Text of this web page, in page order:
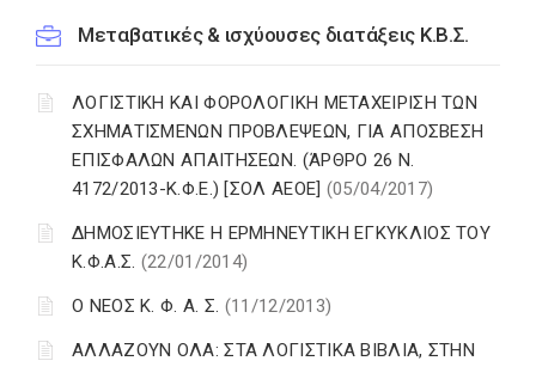
Μεταβατικές & ισχύουσες διατάξεις Κ.Β.Σ.
ΛΟΓΙΣΤΙΚΗ ΚΑΙ ΦΟΡΟΛΟΓΙΚΗ ΜΕΤΑΧΕΙΡΙΣΗ ΤΩΝ
ΣΧΗΜΑΤΙΣΜΕΝΩΝ ΠΡΟΒΛΕΨΕΩΝ, ΓΙΑ ΑΠΟΣΒΕΣΗ
ΕΠΙΣΦΑΛΩΝ ΑΠΑΙΤΗΣΕΩΝ. (ΆΡΘΡΟ 26 Ν.
4172/2013-Κ.Φ.Ε.) [ΣΟΛ ΑΕΟΕ] (05/04/2017)
ΔΗΜΟΣΙΕΥΤΗΚΕ Η ΕΡΜΗΝΕΥΤΙΚΗ ΕΓΚΥΚΛΙΟΣ ΤΟΥ
Κ.Φ.Α.Σ. (22/01/2014)
Ο ΝΕΟΣ Κ. Φ. Α. Σ. (11/12/2013)
ΑΛΛΑΖΟΥΝ ΟΛΑ: ΣΤΑ ΛΟΓΙΣΤΙΚΑ ΒΙΒΛΙΑ, ΣΤΗΝ